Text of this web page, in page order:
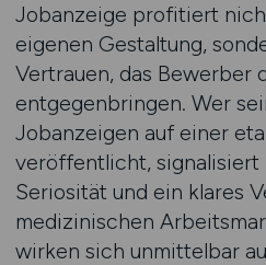
Jobanzeige profitiert
eigenen Gestaltung,
Vertrauen, das Bewerber
entgegenbringen. Wer
Jobanzeigen auf einer
veröffentlicht, signalisiert
Seriosität und ein klares
medizinischen
wirken sich unmittelbar